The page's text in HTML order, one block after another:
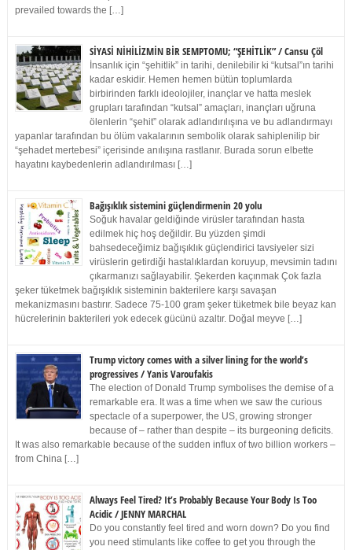
prevailed towards the […]
SİYASİ NİHİLİZMİN BİR SEMPTOMU; “ŞEHİTLİK” / Cansu Çöl
İnsanlık için “şehitlik” in tarihi, denilebilir ki “kutsal”ın tarihi
kadar eskidir. Hemen hemen bütün toplumlarda
birbirinden farklı ideolojiler, inançlar ve hatta meslek
grupları tarafından “kutsal” amaçları, inançları uğruna
ölenlerin “şehit” olarak adlandırılışına ve bu adlandırmayı
yapanlar tarafından bu ölüm vakalarının sembolik olarak sahiplenilip bir
“şehadet mertebesi” içerisinde anılışına rastlanır. Burada sorun elbette
hayatını kaybedenlerin adlandırılması […]
Bağışıklık sistemini güçlendirmenin 20 yolu
Soğuk havalar geldiğinde virüsler tarafından hasta
edilmek hiç hoş değildir. Bu yüzden şimdi
bahsedeceğimiz bağışıklık güçlendirici tavsiyeler sizi
virüslerin getirdiği hastalıklardan koruyup, mevsimin tadını
çıkarmanızı sağlayabilir. Şekerden kaçınmak Çok fazla
şeker tüketmek bağışıklık sisteminin bakterilere karşı savaşan
mekanizmasını bastırır. Sadece 75-100 gram şeker tüketmek bile beyaz kan
hücrelerinin bakterileri yok edecek gücünü azaltır. Doğal meyve […]
Trump victory comes with a silver lining for the world’s
progressives / Yanis Varoufakis
The election of Donald Trump symbolises the demise of a
remarkable era. It was a time when we saw the curious
spectacle of a superpower, the US, growing stronger
because of – rather than despite – its burgeoning deficits.
It was also remarkable because of the sudden influx of two billion workers –
from China […]
Always Feel Tired? It’s Probably Because Your Body Is Too
Acidic / JENNY MARCHAL
Do you constantly feel tired and worn down? Do you find
you need stimulants like coffee to get you through the